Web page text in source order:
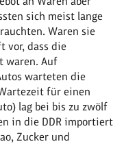
sich meist lange
Waren sie
vor, dass die
waren. Auf
warteten die
für einen
lag bei bis zu zwölf
in die DDR importiert
Zucker und